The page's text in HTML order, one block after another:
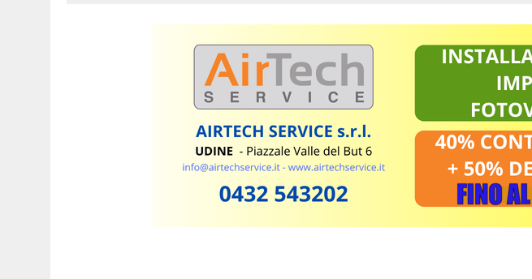
UN TAP, 10 BIGLIETTI: SUI BUS DI UDINE ARRIVA IL CONTACTLESS PER VIAGGIARE IN GRUPPO
ESTATE E CANI, SCATTANO I CONTROLLI IN FVG: NEL MIRINO ABBANDONI E REGOLE NON